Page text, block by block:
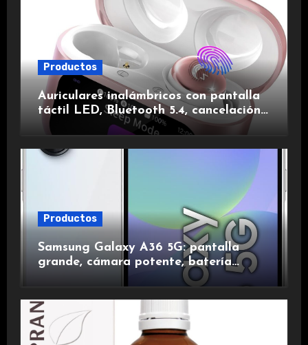
Productos
Auriculares inalámbricos con pantalla
táctil LED, Bluetooth 5.4, cancelación
de ruido, impermeables y de larga
Productos
Samsung Galaxy A36 5G: pantalla
grande, cámara potente, batería
duradera y carga rápida para una
experiencia premium.